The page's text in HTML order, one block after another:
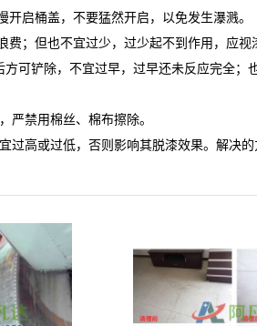
AF-CF658钢筋除锈剂
开启桶盖，不要猛然开启，以免发生瀑溅。
费；但也不宜过少，过少起不到作用，应视
可铲除，不宜过早，过早还未反应完全
严禁用棉丝、棉布擦除。
过高或过低，否则影响其脱漆效果。解决